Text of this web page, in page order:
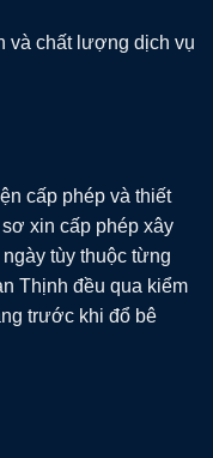
và chất lượng dịch vụ
cấp phép và thiết
xin cấp phép xây
tùy thuộc từng
Thịnh đều qua kiểm
trước khi đổ bê